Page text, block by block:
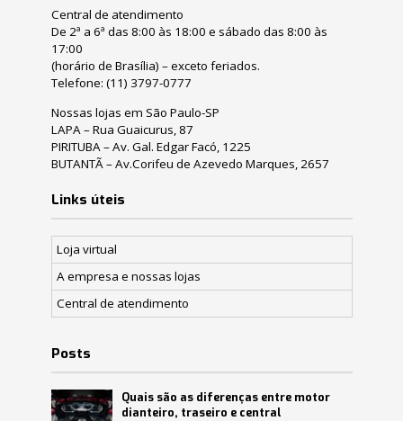
Central de atendimento
De 2ª a 6ª das 8:00 às 18:00 e sábado das 8:00 às
17:00
(horário de Brasília) – exceto feriados.
Telefone: (11) 3797-0777
Nossas lojas em São Paulo-SP
LAPA – Rua Guaicurus, 87
PIRITUBA – Av. Gal. Edgar Facó, 1225
BUTANTÃ – Av.Corifeu de Azevedo Marques, 2657
Links úteis
Loja virtual
A empresa e nossas lojas
Central de atendimento
Posts
Quais são as diferenças entre motor
dianteiro, traseiro e central